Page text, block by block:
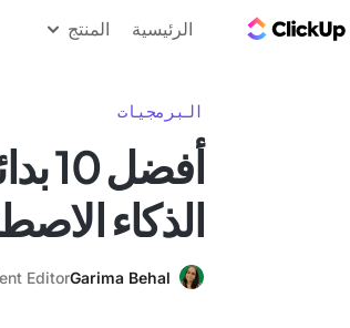
الرئيسية المنتج
البرمجيات
الذكاء
Garima Behal
Editor